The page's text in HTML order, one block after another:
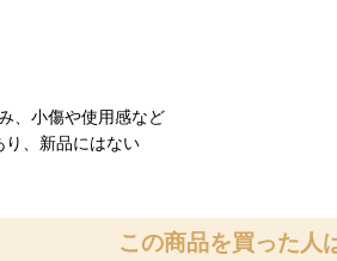
、小傷や使用感など
り、新品にはない
この商品を買った人